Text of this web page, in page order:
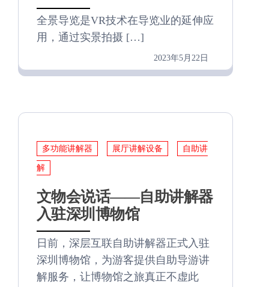
全景导览是VR技术在导览业的延伸应
用，通过实景拍摄 […]
2023年5月22日
多功能讲解器 展厅讲解设备 自助讲
解
文物会说话——自助讲解器
入驻深圳博物馆
日前，深层互联自助讲解器正式入驻
深圳博物馆，为游客提供自助导游讲
解服务，让博物馆之旅真正不虚此